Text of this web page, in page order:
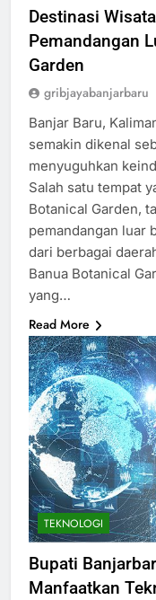
Destinasi
Pemandangan
Garden
gribjayabanjarbaru
Banjar Baru,
semakin dikenal
menyuguhkan
Salah satu tempat
Botanical Garden,
pemandangan luar
dari berbagai
Banua Botanical
yang…
Read More
TEKNOLOGI
Bupati
Manfaatkan